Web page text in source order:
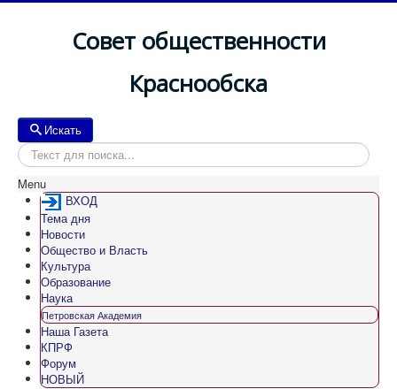
Совет общественности
Краснообска
Искать
Menu
ВХОД
Тема дня
Новости
Общество и Власть
Культура
Образование
Наука
Петровская Академия
Наша Газета
КПРФ
Форум
НОВЫЙ